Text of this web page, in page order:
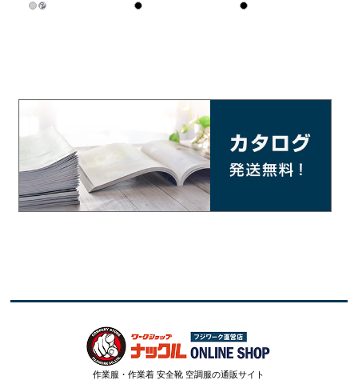
作業服・作業着 安全靴 空調服の通販サイト